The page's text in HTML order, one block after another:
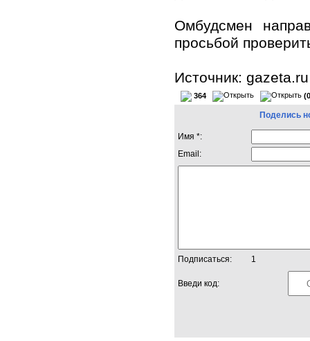
Омбудсмен
просьбой
Источник: gazeta.ru
364
Поделись
Имя *:
Email:
Подписаться: 1
Введи код: